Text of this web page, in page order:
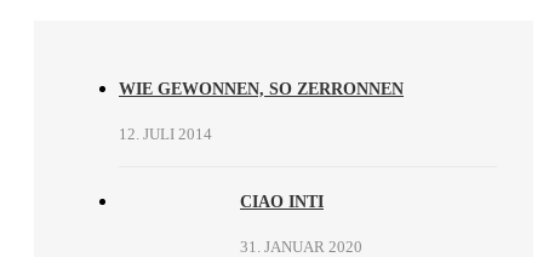
WIE GEWONNEN, SO ZERRONNEN
12. JULI 2014
CIAO INTI
31. JANUAR 2020